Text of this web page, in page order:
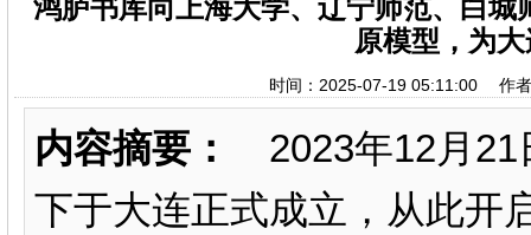
鸿胪书库向上海大学、辽宁师范、白
原模型，为
时间：2025-07-19 05:11:00 作
内容摘要：
2023年12月21
下于大连正式成立，从此开